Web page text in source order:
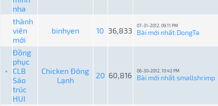
nha
thành
viên
mới
binhyen 10 36,833
07-31-2012, 09:11 PM
Bài mới nhất: DongTa
Đồng
phục
CLB
Sáo
trúc
HUI
Chicken Đông
Lạnh
20 60,816 06-30-2012, 10:42 PM
Bài mới nhất:smallshrimp